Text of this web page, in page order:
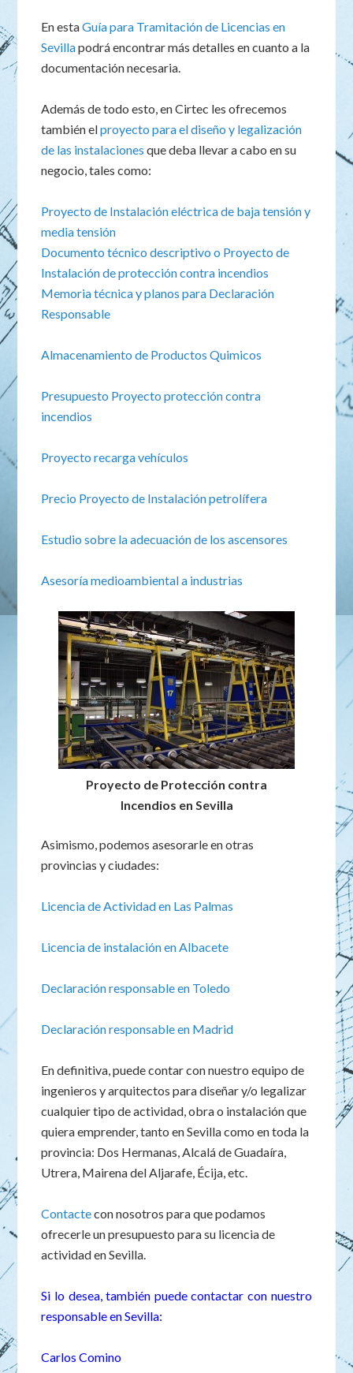
En estaGuía para Tramitación de Licencias en
Sevillapodrá encontrar más detalles en cuanto a la
documentación necesaria.
Además de todo esto, en Cirtec les ofrecemos
también elproyecto para el diseño y legalización
de las instalaciones que deba llevar a cabo en su
negocio, tales como:
Proyecto de Instalación eléctrica de baja tensión y
media tensión
Documento técnico descriptivo o Proyecto de
Instalación de protección contra incendios
Memoria técnica y planos para Declaración
Responsable
Almacenamiento de Productos Quimicos
Presupuesto Proyecto protección contra
incendios
Proyecto recarga vehículos
Precio Proyecto de Instalación petrolífera
Estudio sobre la adecuación de los ascensores
Asesoría medioambiental a industrias
Proyecto de Protección contra
Incendios en Sevilla
Asimismo, podemos asesorarle en otras
provincias y ciudades:
Licencia de Actividad en Las Palmas
Licencia de instalación en Albacete
Declaración responsable en Toledo
Declaración responsable en Madrid
En definitiva, puede contar con nuestro equipo de
ingenieros y arquitectos para diseñar y/o legalizar
cualquier tipo de actividad, obra o instalación que
quiera emprender, tanto en Sevilla como en toda la
provincia: Dos Hermanas, Alcalá de Guadaíra,
Utrera, Mairena del Aljarafe, Écija, etc.
Contactecon nosotros para que podamos
ofrecerle un presupuesto para su licencia de
actividad en Sevilla.
Si lo desea, también puede contactar con nuestro
responsable en Sevilla:
Carlos Comino